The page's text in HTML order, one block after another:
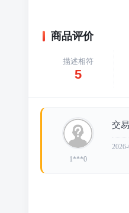
商品评价
描述相符
5
1***0
交